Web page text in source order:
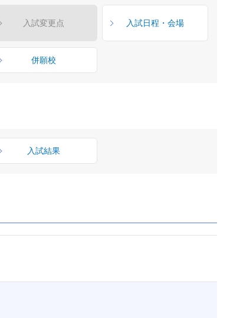
入試変更点 入試日程・会場
併願校
入試結果